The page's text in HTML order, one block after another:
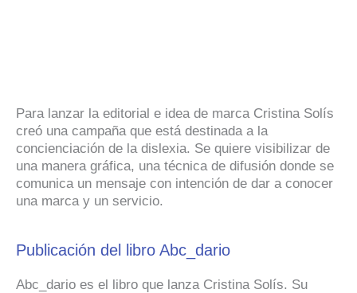
Para lanzar la editorial e idea de marca Cristina Solís
creó una campaña que está destinada a la
concienciación de la dislexia. Se quiere visibilizar de
una manera gráfica, una técnica de difusión donde se
comunica un mensaje con intención de dar a conocer
una marca y un servicio.
Publicación del libro Abc_dario
Abc_dario es el libro que lanza Cristina Solís. Su